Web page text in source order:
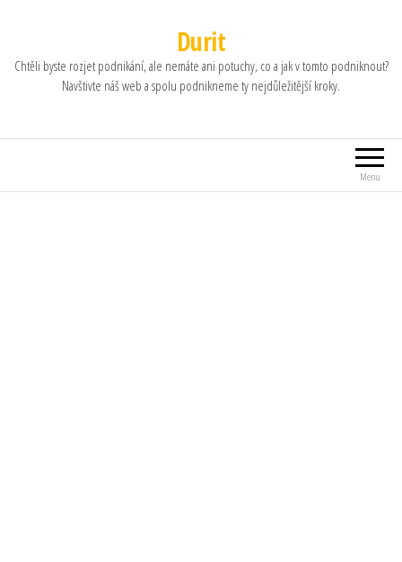
Durit
Chtěli byste rozjet podnikání, ale nemáte ani potuchy, co a jak v tomto podniknout?
Navštivte náš web a spolu podnikneme ty nejdůležitější kroky.
Menu